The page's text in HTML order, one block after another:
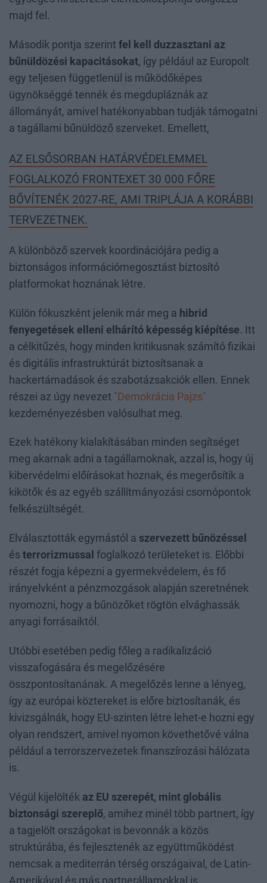
majd fel.
Második pontja szerint fel kell duzzasztani az
bűnüldözési kapacitásokat, így például az Europolt
egy teljesen függetlenül is működőképes
ügynökséggé tennék és megdupláznák az
állományát, amivel hatékonyabban tudják támogatni
a tagállami bűnüldöző szerveket. Emellett,
AZ ELSŐSORBAN HATÁRVÉDELEMMEL
FOGLALKOZÓ FRONTEXET 30 000 FŐRE
BŐVÍTENÉK 2027-RE, AMI TRIPLÁJA A KORÁBBI
TERVEZETNEK.
A különböző szervek koordinációjára pedig a
biztonságos információmegosztást biztosító
platformokat hoznának létre.
Külön fókuszként jelenik már meg a hibrid
fenyegetések elleni elhárító képesség kiépítése. Itt
a célkitűzés, hogy minden kritikusnak számító fizikai
és digitális infrastruktúrát biztosítsanak a
hackertámadások és szabotázsakciók ellen. Ennek
részei az úgy nevezet "Demokrácia Pajzs"
kezdeményezésben valósulhat meg.
Ezek hatékony kialakításában minden segítséget
meg akarnak adni a tagállamoknak, azzal is, hogy új
kibervédelmi előírásokat hoznak, és megerősítik a
kikötők és az egyéb szállítmányozási csomópontok
felkészültségét.
Elválasztották egymástól a szervezett bűnözéssel
és terrorizmussal foglalkozó területeket is. Előbbi
részét fogja képezni a gyermekvédelem, és fő
irányelvként a pénzmozgások alapján szeretnének
nyomozni, hogy a bűnözőket rögtön elvághassák
anyagi forrásaiktól.
Utóbbi esetében pedig főleg a radikalizáció
visszafogására és megelőzésére
összpontosítanának. A megelőzés lenne a lényeg,
így az európai köztereket is előre biztosítanák, és
kivizsgálnák, hogy EU-szinten létre lehet-e hozni egy
olyan rendszert, amivel nyomon követhetővé válna
például a terrorszervezetek finanszírozási hálózata
is.
Végül kijelölték az EU szerepét, mint globális
biztonsági szereplő, amihez minél több partnert, így
a tagjelölt országokat is bevonnák a közös
struktúrába, és fejlesztenék az együttműködést
nemcsak a mediterrán térség országaival, de Latin-
Amerikával és más partnerállamokkal is.